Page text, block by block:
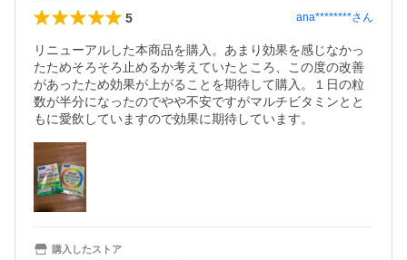
5 ana********さん
リニューアルした本商品を購入。あまり効果を感じなかっ
たためそろそろ止めるか考えていたところ、この度の改善
があったため効果が上がることを期待して購入。１日の粒
数が半分になったのでやや不安ですがマルチビタミンとと
もに愛飲していますので効果に期待しています。
購入したストア